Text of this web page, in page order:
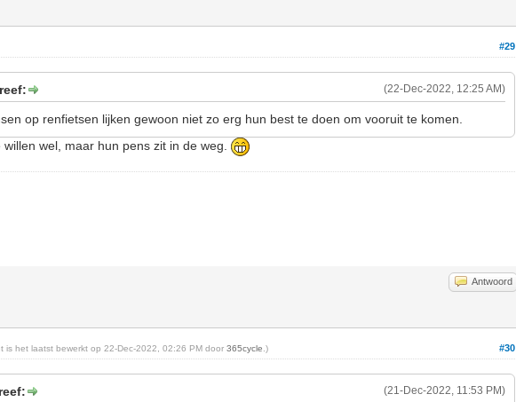
#29
(22-Dec-2022, 12:25 AM)
op renfietsen lijken gewoon niet zo erg hun best te doen om vooruit te komen.
willen wel, maar hun pens zit in de weg.
Antwoord
#30
is het laatst bewerkt op 22-Dec-2022, 02:26 PM door365cycle .)
(21-Dec-2022, 11:53 PM)